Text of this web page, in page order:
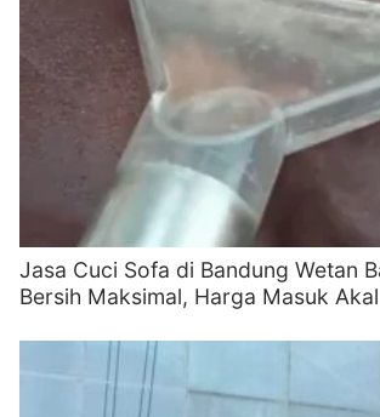
Jasa Cuci Sofa di Bandung Wetan
Bersih Maksimal, Harga Masuk Akal